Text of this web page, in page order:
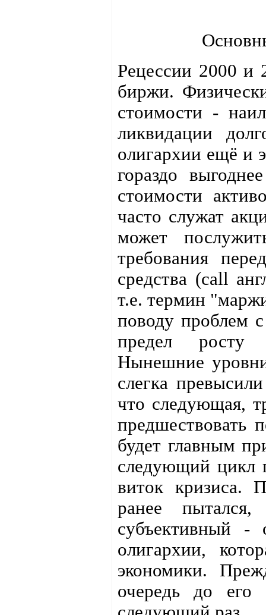
Рецессии 2000 и
биржи.
стоимости -
ликвидации
олигархии ещё и
гораздо
стоимости
часто служат
может
требования
средства (сall
т.е. термин
поводу проблем
предел росту
Нынешние
слегка
что следующая,
предшествовать
будет главным
следующий цикл
виток кризиса.
ранее
субъективный -
олигархии,
экономики.
очередь до